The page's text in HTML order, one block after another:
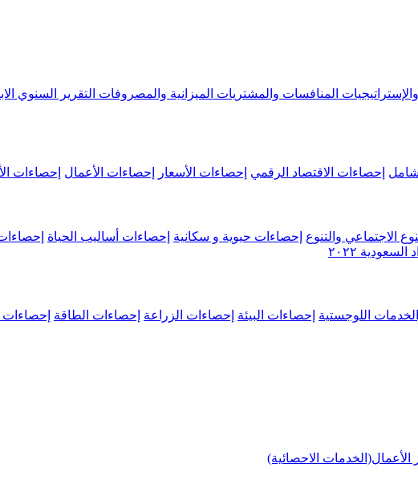
المنافسات والمشتريات الميزانية والمصروفات التقرير السنوي
إحصاءات الاقتصاد الرقمي إحصاءات الأسعار إحصاءات الأعمال إحصاءات
الاجتماعي والتنوع إحصاءات حيوية و سكانية إحصاءات أساليب الحياة
٢٠٢٢
اللوجستية إحصاءات البيئة إحصاءات الزراعة إحصاءات الطاقة إحصاءات
الأعمال(الخدمات الاحصائية)